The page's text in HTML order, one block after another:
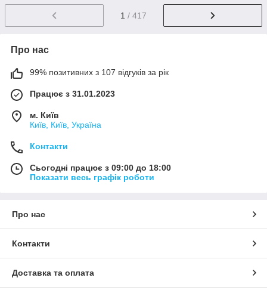
1 / 417
Про нас
99% позитивних з 107 відгуків за рік
Працює з 31.01.2023
м. Київ
Київ, Київ, Україна
Контакти
Сьогодні працює з 09:00 до 18:00
Показати весь графік роботи
Про нас
Контакти
Доставка та оплата